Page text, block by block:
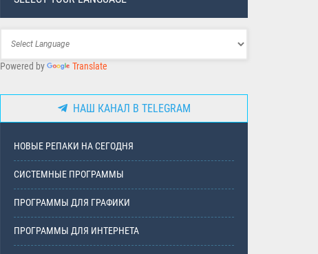
Powered by Translate
НАШ КАНАЛ В TELEGRAM
НОВЫЕ РЕПАКИ НА СЕГОДНЯ
СИСТЕМНЫЕ ПРОГРАММЫ
ПРОГРАММЫ ДЛЯ ГРАФИКИ
ПРОГРАММЫ ДЛЯ ИНТЕРНЕТА